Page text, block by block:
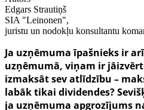
Edgars Strautiņš
SIA "Leinonen",
juristu un nodokļu konsultantu
Ja uzņēmuma īpašnieks ir
uzņēmumā, viņam ir
izmaksāt sev atlīdzību –
labāk tikai dividendes?
ja uzņēmuma apgrozījums